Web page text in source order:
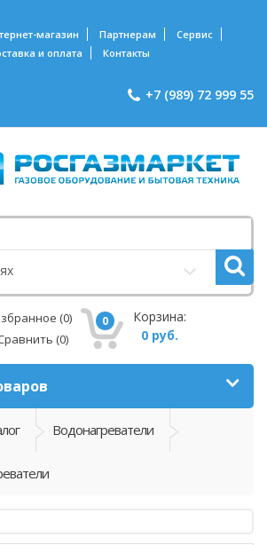
магазин Партнерам
Сервис
и оплата
Контакты
+7 (989) 72 999 55
(0)
(0)
0
Корзина:
0 руб.
Водонагреватели